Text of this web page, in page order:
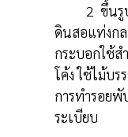
2 ขึ้นรูปส่
ดินสอแท่งก
กระบอกใช้
โค้ง ใช้ไม้บ
การทำรอยพั
ระเบียบ